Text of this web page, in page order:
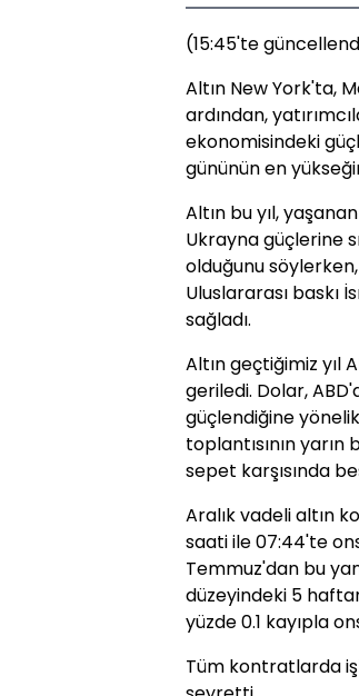
(15:45'te
Altın New York'ta,
ardından,
ekonomisindeki
gününün en
Altın bu yıl,
Ukrayna güçlerine
olduğunu
Uluslararası baskı
sağladı.
Altın geçtiğimiz yıl
geriledi. Dolar,
güçlendiğine
toplantısının
sepet karşısında
Aralık vadeli altın
saati ile 07:44'te
Temmuz'dan bu
düzeyindeki 5
yüzde 0.1 kayıpla
Tüm kontratlarda